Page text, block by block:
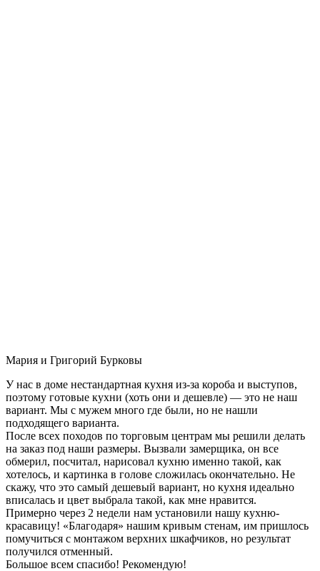
Мария и Григорий Бурковы
У нас в доме нестандартная кухня из-за короба и выступов,
поэтому готовые кухни (хоть они и дешевле) — это не наш
вариант. Мы с мужем много где были, но не нашли
подходящего варианта.
После всех походов по торговым центрам мы решили делать
на заказ под наши размеры. Вызвали замерщика, он все
обмерил, посчитал, нарисовал кухню именно такой, как
хотелось, и картинка в голове сложилась окончательно. Не
скажу, что это самый дешевый вариант, но кухня идеально
вписалась и цвет выбрала такой, как мне нравится.
Примерно через 2 недели нам установили нашу кухню-
красавицу! «Благодаря» нашим кривым стенам, им пришлось
помучиться с монтажом верхних шкафчиков, но результат
получился отменный.
Большое всем спасибо! Рекомендую!